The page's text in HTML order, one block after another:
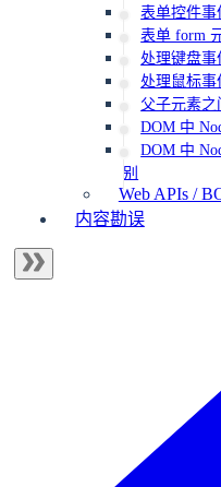
表单控件事
表单 form
处理键盘事
处理鼠标事
父子元素之
DOM 中
DOM 中
别
Web APIs /
内容勘误